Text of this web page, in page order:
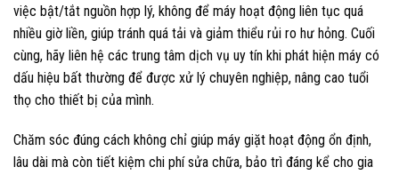
việc bật/tắt nguồn hợp lý, không để máy hoạt động liên tục quá
nhiều giờ liền, giúp tránh quá tải và giảm thiểu rủi ro hư hỏng. Cuối
cùng, hãy liên hệ các trung tâm dịch vụ uy tín khi phát hiện máy có
dấu hiệu bất thường để được xử lý chuyên nghiệp, nâng cao tuổi
thọ cho thiết bị của mình.
Chăm sóc đúng cách không chỉ giúp máy giặt hoạt động ổn định,
lâu dài mà còn tiết kiệm chi phí sửa chữa, bảo trì đáng kể cho gia